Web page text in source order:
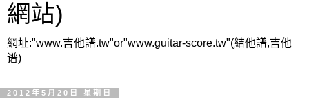
網站)
網址:"www.吉他譜.tw"or"www.guitar-score.tw"(結他譜,吉他
谱)
2012年5月20日 星期日